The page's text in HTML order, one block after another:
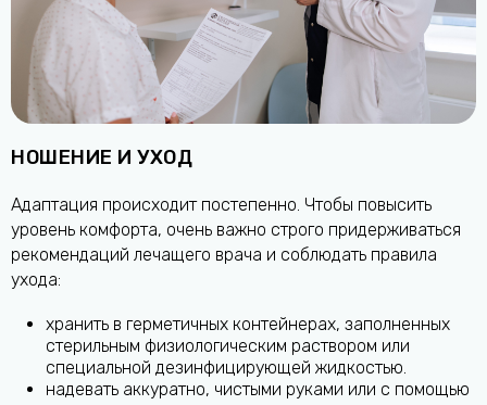
НОШЕНИЕ И УХОД
Адаптация происходит постепенно. Чтобы повысить
уровень комфорта, очень важно строго придерживаться
рекомендаций лечащего врача и соблюдать правила
ухода:
хранить в герметичных контейнерах, заполненных
стерильным физиологическим раствором или
специальной дезинфицирующей жидкостью.
надевать аккуратно, чистыми руками или с помощью